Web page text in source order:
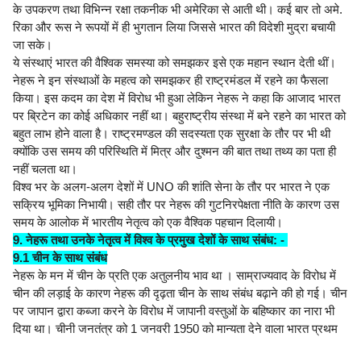
के उपकरण तथा विभिन्न रक्षा तकनीक भी अमेरिका से आती थी। कई बार तो अमे.
रिका और रूस ने रूपयों में ही भुगतान लिया जिससे भारत की विदेशी मुद्रा बचायी
जा सके।
ये संस्थाएं भारत की वैश्विक समस्या को समझकर इसे एक महान स्थान देती थीं।
नेहरू ने इन संस्थाओं के महत्व को समझकर ही राष्ट्रमंडल में रहने का फैसला
किया। इस कदम का देश में विरोध भी हुआ लेकिन नेहरू ने कहा कि आजाद भारत
पर ब्रिटेन का कोई अधिकार नहीं था। बहुराष्ट्रीय संस्था में बने रहने का भारत को
बहुत लाभ होने वाला है। राष्ट्रमण्डल की सदस्यता एक सुरक्षा के तौर पर भी थी
क्योंकि उस समय की परिस्थिति में मित्र और दुश्मन की बात तथा तथ्य का पता ही
नहीं चलता था।
विश्व भर के अलग-अलग देशों में UNO की शांति सेना के तौर पर भारत ने एक
सक्रिय भूमिका निभायी। सही तौर पर नेहरू की गुटनिरपेक्षता नीति के कारण उस
समय के आलोक में भारतीय नेतृत्व को एक वैश्विक पहचान दिलायी।
9. नेहरू तथा उनके नेतृत्व में विश्व के प्रमुख देशों के साथ संबंध: -
9.1 चीन के साथ संबंध
नेहरू के मन में चीन के प्रति एक अतुलनीय भाव था । साम्राज्यवाद के विरोध में
चीन की लड़ाई के कारण नेहरू की दृढ़ता चीन के साथ संबंध बढ़ाने की हो गई। चीन
पर जापान द्वारा कब्जा करने के विरोध में जापानी वस्तुओं के बहिष्कार का नारा भी
दिया था। चीनी जनतंत्र को 1 जनवरी 1950 को मान्यता देने वाला भारत प्रथम